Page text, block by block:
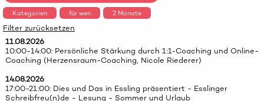
Kategorien für wen 2 Monate
Filter zurücksetzen
11.08.2026
10:00-14:00: Persönliche Stärkung durch 1:1-Coaching und Online-
Coaching (Herzensraum-Coaching, Nicole Riederer)
14.08.2026
17:00-21:00: Dies und Das in Essling präsentiert - Esslinger
Schreibfreu(n)de - Lesung - Sommer und Urlaub